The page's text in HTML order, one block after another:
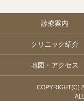
診療案内
クリニック紹介
地図・アクセス
COPYRIGHT(C)